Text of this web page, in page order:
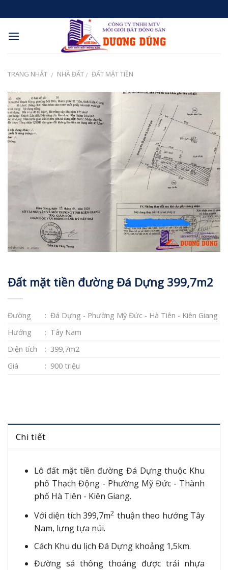
to
content
TRANG NHẤT / NHÀ ĐẤT / ĐẤT MẶT TIỀN
Đất mặt tiền đường Đá Dựng 399,7m2
Đường
: Đá Dựng - Phường Mỹ Đức - Hà Tiên - Kiên Giang
Hướng
: Tây Nam
Diện tích
: 399,7m2
Giá
: 900 triệu
Chi tiết
Lô đất mặt tiền đường Đá Dựng thuộc Khu
phố Thạch Động - Phường Mỹ Đức - Thành
phố Hà Tiên - Kiên Giang.
Với diện tích 399,7m2 thuận theo hướng Tây
Nam, lưng tựa núi.
Cách Khu du lịch Đá Dựng khoảng 1,5km.
Đường sá thông thoáng được trải nhựa